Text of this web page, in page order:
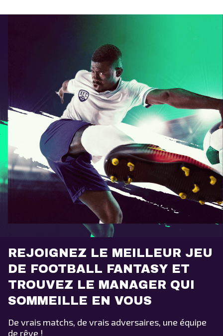
REJOIGNEZ LE MEILLEUR JEU
DE FOOTBALL FANTASY ET
TROUVEZ LE MANAGER QUI
SOMMEILLE EN VOUS
De vrais matchs, de vrais adversaires, une équipe
de rêve !